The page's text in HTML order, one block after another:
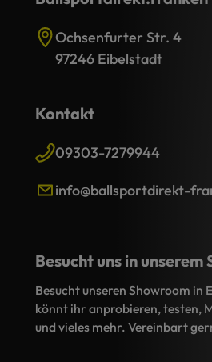
Ochsenfurter Str. 4
97246 Eibelstadt
Kontakt
09303-7279944
info@ballsportdirekt-
Besucht uns in unserem
Besucht unseren Showroom in
könnt ihr anprobieren, testen,
und vieles mehr. Vereinbart